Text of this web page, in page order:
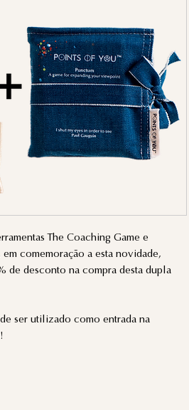
The Coaching Game e
comemoração a esta novidade,
de desconto na compra desta dupla
ser utilizado como entrada na